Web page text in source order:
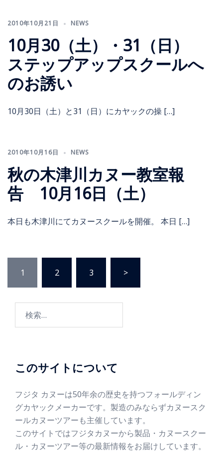
2010年10月21日 NEWS
10月30（土）・31（日）
ステップアップスクールへ
のお誘い
10月30日（土）と31（日）にカヤックの操 […]
2010年10月16日 NEWS
秋の木津川カヌー教室報
告 10月16日（土）
本日も木津川にてカヌースクールを開催。 本日 […]
1 2 3 >
このサイトについて
フジタ カヌーは50年余の歴史を持つフォールディン
グカヤックメーカーです。製造のみならずカヌースク
ールカヌーツアーも主催しています。
このサイトではフジタカヌーから製品・カヌースクー
ル・カヌーツアー等の最新情報をお届けしています。